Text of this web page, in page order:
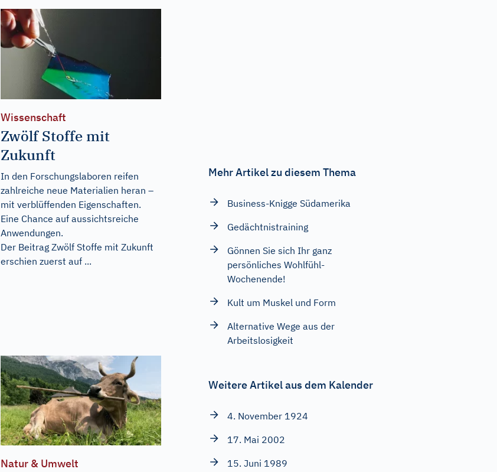
Wissenschaft
Zwölf Stoffe mit
Zukunft
In den Forschungslaboren reifen
zahlreiche neue Materialien heran –
mit verblüffenden Eigenschaften.
Eine Chance auf aussichtsreiche
Anwendungen.
Der Beitrag Zwölf Stoffe mit Zukunft
erschien zuerst auf ...
Natur & Umwelt
Mehr Artikel zu diesem Thema
Business-Knigge Südamerika
Gedächtnistraining
Gönnen Sie sich Ihr ganz
persönliches Wohlfühl-
Wochenende!
Kult um Muskel und Form
Alternative Wege aus der
Arbeitslosigkeit
Weitere Artikel aus dem Kalender
4. November 1924
17. Mai 2002
15. Juni 1989